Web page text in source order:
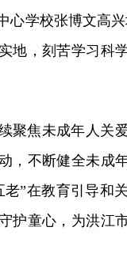
心学校张博文高
地，刻苦学习科
聚焦未成年人关
，不断健全未成
”在教育引导和
护童心，为洪江